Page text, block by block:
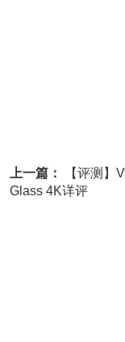
上一篇：
【评测】
Glass 4K详评